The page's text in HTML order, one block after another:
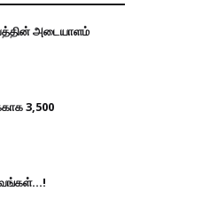
அடையாளம்
3,500